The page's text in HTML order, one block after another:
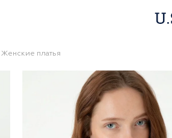
Женские платья